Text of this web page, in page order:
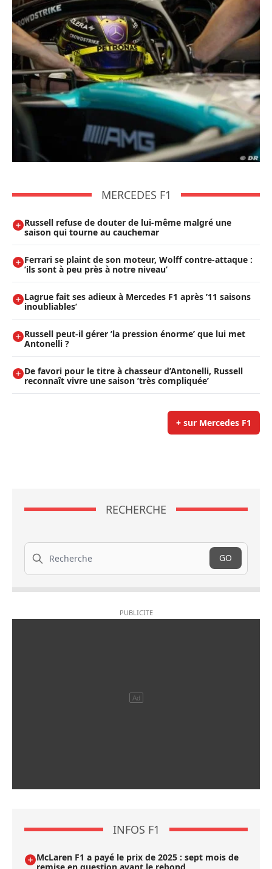
MERCEDES F1
Russell refuse de douter de lui-même malgré une
saison qui tourne au cauchemar
Ferrari se plaint de son moteur, Wolff contre-attaque :
’ils sont à peu près à notre niveau’
Lagrue fait ses adieux à Mercedes F1 après ’11 saisons
inoubliables’
Russell peut-il gérer ’la pression énorme’ que lui met
Antonelli ?
De favori pour le titre à chasseur d’Antonelli, Russell
reconnaît vivre une saison ’très compliquée’
+ sur Mercedes F1
RECHERCHE
Recherche
GO
INFOS F1
McLaren F1 a payé le prix de 2025 : sept mois de
remise en question avant le rebond